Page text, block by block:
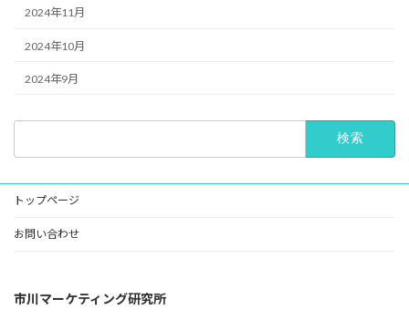
2024年11月
2024年10月
2024年9月
トップページ
お問い合わせ
市川マーケティング研究所